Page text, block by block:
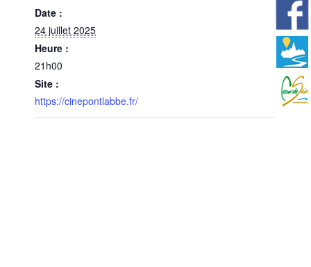
Date :
24 juillet 2025
Heure :
21h00
Site :
https://cinepontlabbe.fr/